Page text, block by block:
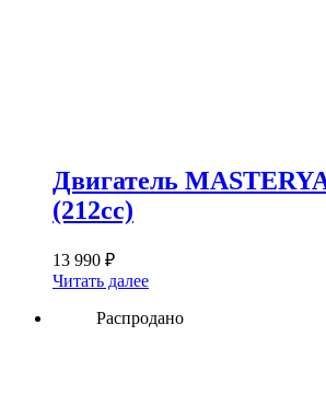
Двигатель
(212сс)
13 990 ₽
Читать далее
Распродано